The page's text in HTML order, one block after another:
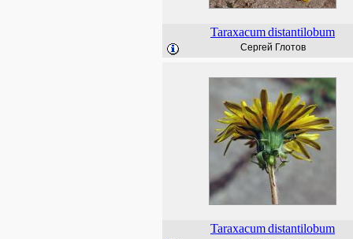
Taraxacumdistantilobum
Сергей Глотов
Taraxacumdistantilobum